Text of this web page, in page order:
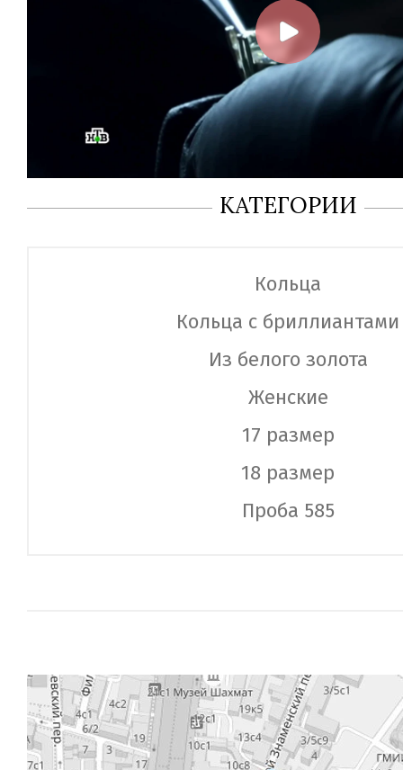
КАТЕГОРИИ
Кольца
Кольца с бриллиантами
Из белого золота
Женские
17 размер
18 размер
Проба 585